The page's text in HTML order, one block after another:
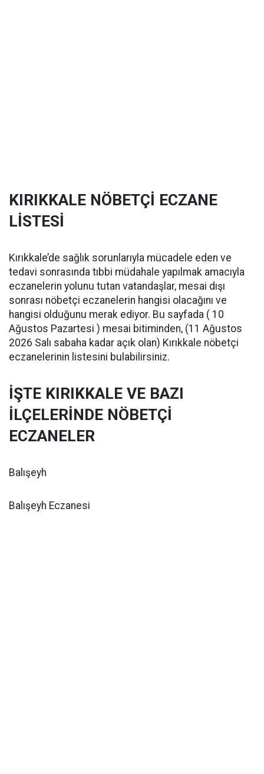
KIRIKKALE NÖBETÇİ ECZANE
LİSTESİ
Kırıkkale’de sağlık sorunlarıyla mücadele eden ve
tedavi sonrasında tıbbi müdahale yapılmak amacıyla
eczanelerin yolunu tutan vatandaşlar, mesai dışı
sonrası nöbetçi eczanelerin hangisi olacağını ve
hangisi olduğunu merak ediyor. Bu sayfada ( 10
Ağustos Pazartesi ) mesai bitiminden, (11 Ağustos
2026 Salı sabaha kadar açık olan) Kırıkkale nöbetçi
eczanelerinin listesini bulabilirsiniz.
İŞTE KIRIKKALE VE BAZI
İLÇELERİNDE NÖBETÇİ
ECZANELER
Balışeyh
Balışeyh Eczanesi